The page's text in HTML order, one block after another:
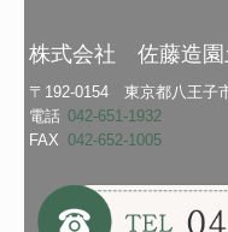
株式会社 佐藤造園
〒192-0154 東京都八王子
電話 042-651-1932
FAX 042-652-1005